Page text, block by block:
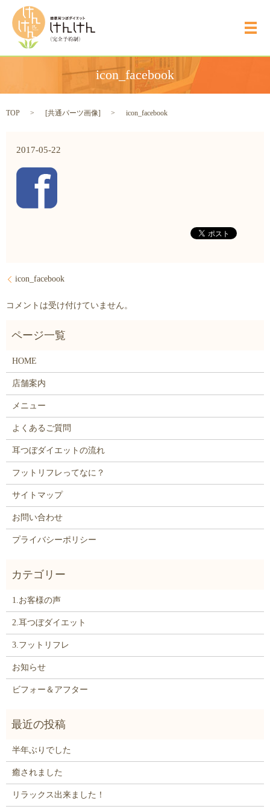
メ
icon_facebook
TOP [共通パーツ画像] icon_facebook
2017-05-22
icon_facebook
コメントは受け付けていません。
HOME
店舗案内
メニュー
よくあるご質問
耳つぼダイエットの流れ
フットリフレってなに？
サイトマップ
お問い合わせ
プライバシーポリシー
1.お客様の声
2.耳つぼダイエット
3.フットリフレ
お知らせ
ビフォー＆アフター
半年ぶりでした
癒されました
リラックス出来ました！